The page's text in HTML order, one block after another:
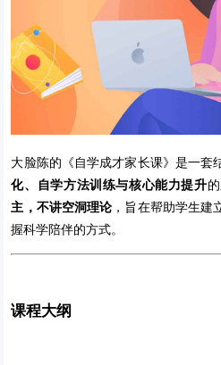
大脸陈的《自学成才家长课》是一套
化、自学方法训练与核心能力提升
主，不讲空洞理论 ，旨在帮助学生建
握科学陪伴的方式。
课程大纲